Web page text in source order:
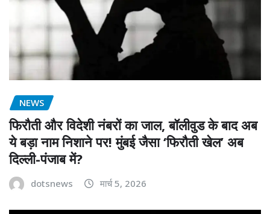
NEWS
फिरौती और विदेशी नंबरों का जाल, बॉलीवुड के बाद अब
ये बड़ा नाम निशाने पर! मुंबई जैसा ‘फिरौती खेल’ अब
दिल्ली-पंजाब में?
dotsnews मार्च 5, 2026